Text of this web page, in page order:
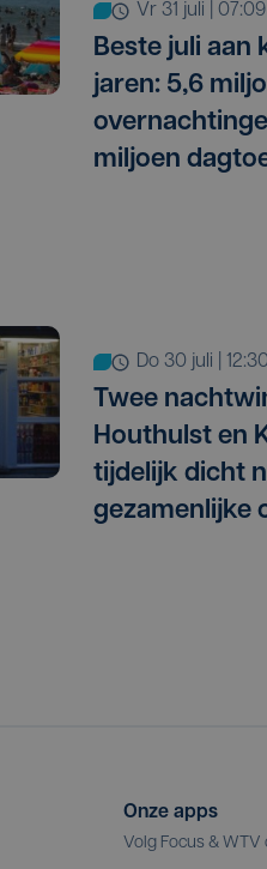
vr 31 juli | 07:09
Beste juli aan
jaren: 5,6
miljoen
do 30 juli | 12:30
Twee
Houthulst en
tijdelijk dicht
gezamenlijke
Onze apps
Volg Focus & WTV